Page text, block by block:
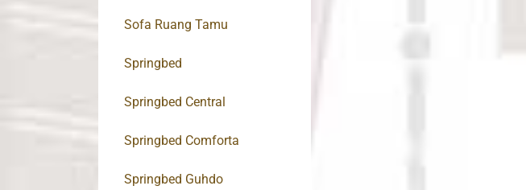
Sofa Ruang Tamu
Springbed
Springbed Central
Springbed Comforta
Springbed Guhdo